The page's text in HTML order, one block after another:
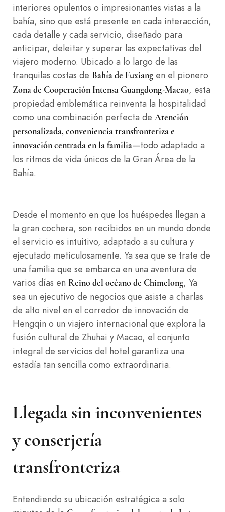
interiores opulentos o impresionantes vistas a la
bahía, sino que está presente en cada interacción,
cada detalle y cada servicio, diseñado para
anticipar, deleitar y superar las expectativas del
viajero moderno. Ubicado a lo largo de las
tranquilas costas de Bahía de Fuxiang en el pionero
Zona de Cooperación Intensa Guangdong-Macao, esta
propiedad emblemática reinventa la hospitalidad
como una combinación perfecta de Atención
personalizada, conveniencia transfronteriza e
innovación centrada en la familia—todo adaptado a
los ritmos de vida únicos de la Gran Área de la
Bahía.
Desde el momento en que los huéspedes llegan a
la gran cochera, son recibidos en un mundo donde
el servicio es intuitivo, adaptado a su cultura y
ejecutado meticulosamente. Ya sea que se trate de
una familia que se embarca en una aventura de
varios días en Reino del océano de Chimelong, Ya
sea un ejecutivo de negocios que asiste a charlas
de alto nivel en el corredor de innovación de
Hengqin o un viajero internacional que explora la
fusión cultural de Zhuhai y Macao, el conjunto
integral de servicios del hotel garantiza una
estadía tan sencilla como extraordinaria.
Llegada sin inconvenientes
y conserjería
transfronteriza
Entendiendo su ubicación estratégica a solo